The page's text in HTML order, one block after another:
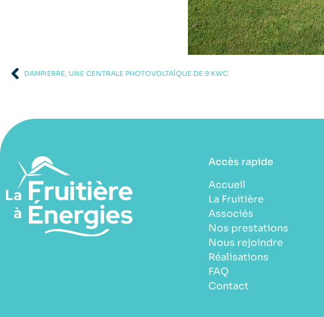
DAMPIERRE, UNE CENTRALE PHOTOVOLTAÏQUE DE 9 KWC
Accès rapide
Accueil
La Fruitière
Associés
Nos prestations
Nous rejoindre
Réalisations
FAQ
Contact